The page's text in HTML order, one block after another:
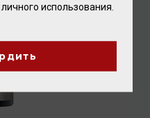
использования.